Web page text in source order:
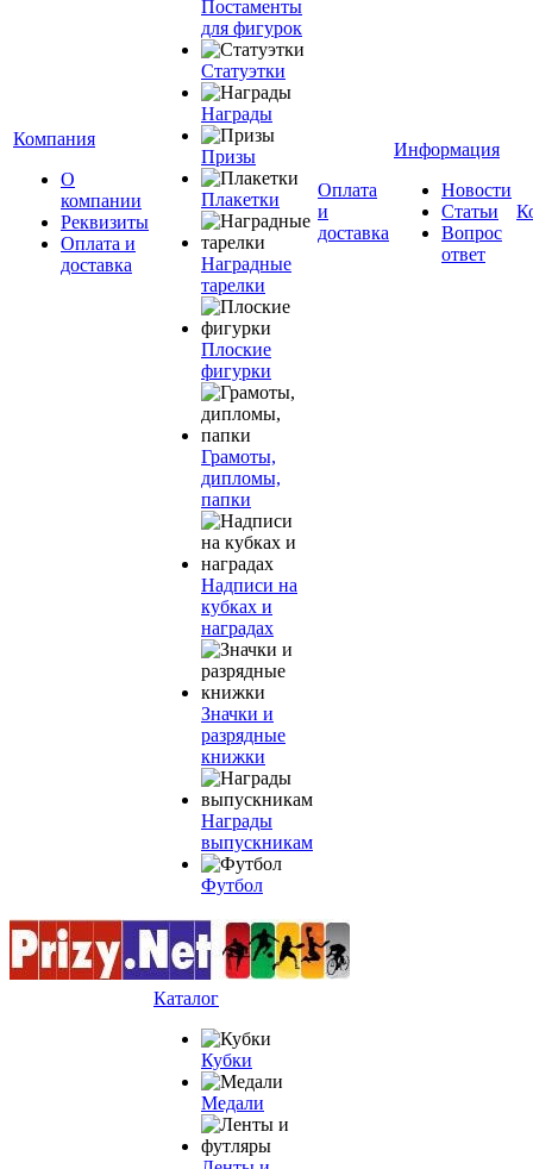
Компания
О
компании
Реквизиты
Оплата и
доставка
Постаменты
для фигурок
Статуэтки
Награды
Призы
Плакетки
Наградные
тарелки
Плоские
фигурки
Грамоты,
дипломы,
папки
Надписи на
кубках и
наградах
Значки и
разрядные
книжки
Награды
выпускникам
Футбол
Оплата
и
доставка
Информация
Новости
Статьи
Вопрос
ответ
Каталог
Кубки
Медали